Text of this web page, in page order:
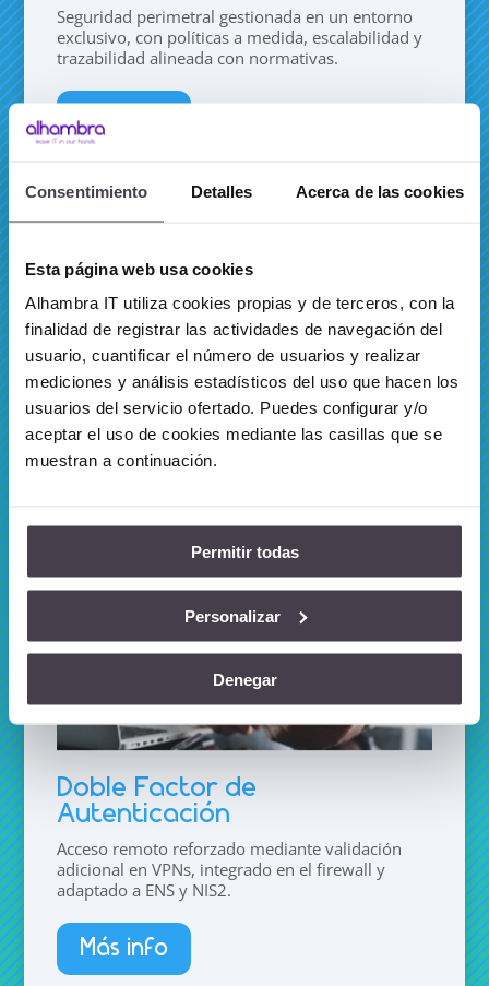
Consentimiento Detalles Acerca de las cookies
Esta página web usa cookies
Alhambra IT utiliza cookies propias y de terceros, con la
finalidad de registrar las actividades de navegación del
usuario, cuantificar el número de usuarios y realizar
mediciones y análisis estadísticos del uso que hacen los
usuarios del servicio ofertado. Puedes configurar y/o
aceptar el uso de cookies mediante las casillas que se
muestran a continuación.
Permitir todas
Personalizar
Denegar
Seguridad perimetral gestionada en un entorno
exclusivo, con políticas a medida, escalabilidad y
trazabilidad alineada con normativas.
Seguridad de aplicaciones
web
Protección frente a ataques web y bots, con
balanceo integrado, cumplimiento regulatorio y
visibilidad en tiempo real.
Más info
Doble Factor de
Autenticación
Acceso remoto reforzado mediante validación
adicional en VPNs, integrado en el firewall y
adaptado a ENS y NIS2.
Más info